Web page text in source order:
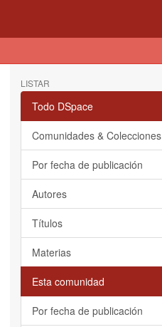
LISTAR
Todo DSpace
Comunidades & Colecciones
Por fecha de publicación
Autores
Títulos
Materias
Esta comunidad
Por fecha de publicación